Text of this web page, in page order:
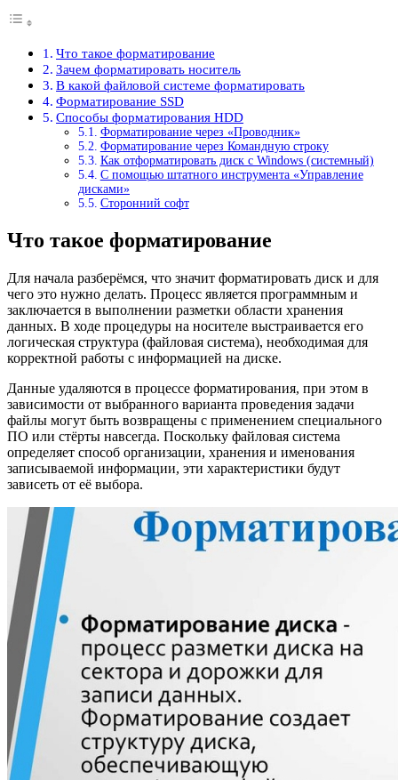
Что такое форматирование
Зачем форматировать носитель
В какой файловой системе форматировать
Форматирование SSD
Способы форматирования HDD
Форматирование через «Проводник»
Форматирование через Командную строку
Как отформатировать диск с Windows (системный)
С помощью штатного инструмента «Управление
дисками»
Сторонний софт
Что такое форматирование
Для начала разберёмся, что значит форматировать диск и для
чего это нужно делать. Процесс является программным и
заключается в выполнении разметки области хранения
данных. В ходе процедуры на носителе выстраивается его
логическая структура (файловая система), необходимая для
корректной работы с информацией на диске.
Данные удаляются в процессе форматирования, при этом в
зависимости от выбранного варианта проведения задачи
файлы могут быть возвращены с применением специального
ПО или стёрты навсегда. Поскольку файловая система
определяет способ организации, хранения и именования
записываемой информации, эти характеристики будут
зависеть от её выбора.